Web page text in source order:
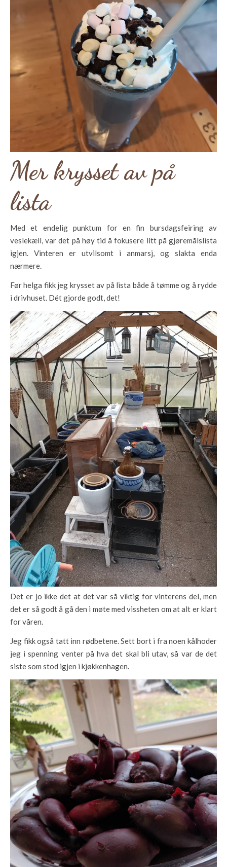
Mer krysset av på
lista
Med et endelig punktum for en fin bursdagsfeiring av
veslekæll, var det på høy tid å fokusere litt på gjøremålslista
igjen. Vinteren er utvilsomt i anmarsj, og slakta enda
nærmere.
Før helga fikk jeg krysset av på lista både å tømme og å rydde
i drivhuset. Dét gjorde godt, det!
Det er jo ikke det at det var så viktig for vinterens del, men
det er så godt å gå den i møte med vissheten om at alt er klart
for våren.
Jeg fikk også tatt inn rødbetene. Sett bort i fra noen kålhoder
jeg i spenning venter på hva det skal bli utav, så var de det
siste som stod igjen i kjøkkenhagen.